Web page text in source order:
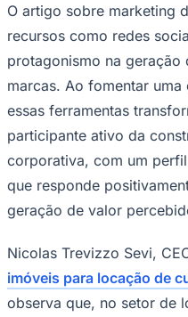
Libertadores
Sul-Americana
Champions League
Premier League
Bundesliga
Mundial 2026
Times - Ir direto
O artigo sobre marketing
recursos como redes
protagonismo na
marcas. Ao fomentar
essas ferramentas
participante ativo da
corporativa, com um
que responde
geração de valor
Nicolas Trevizzo Sevi,
imóveis para locação de
observa que, no setor de